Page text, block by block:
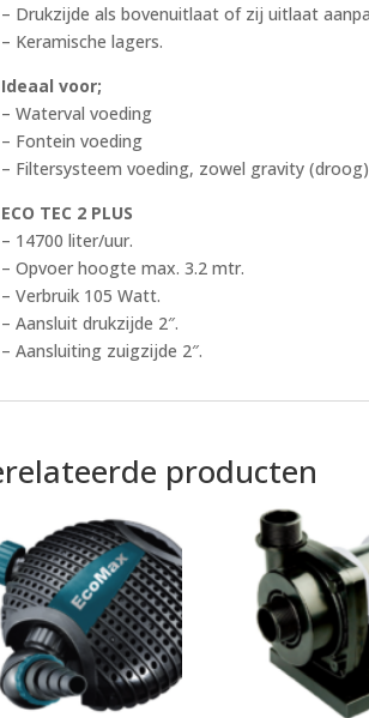
– Drukzijde als bovenuitlaat of zij uitlaat
– Keramische lagers.
Ideaal voor;
– Waterval voeding
– Fontein voeding
– Filtersysteem voeding, zowel gravity
ECO TEC 2 PLUS
– 14700 liter/uur.
– Opvoer hoogte max. 3.2 mtr.
– Verbruik 105 Watt.
– Aansluit drukzijde 2″.
– Aansluiting zuigzijde 2″.
producten